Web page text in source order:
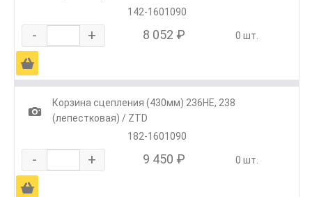
142-1601090
- + 8 052 ₽ 0 шт.
Ä
1
Корзина сцепления (430мм) 236НЕ, 238
(лепестковая) / ZTD
182-1601090
- + 9 450 ₽ 0 шт.
Ä